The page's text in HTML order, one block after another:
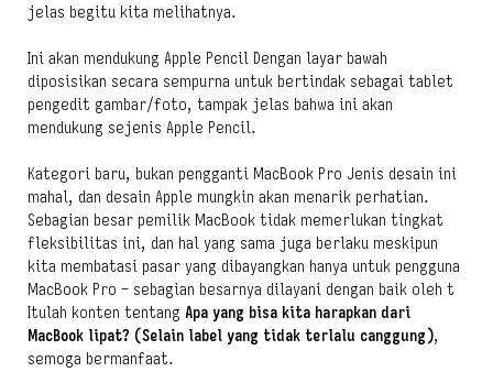
jelas begitu kita melihatnya.
Ini akan mendukung Apple Pencil Dengan layar bawah
diposisikan secara sempurna untuk bertindak sebagai tablet
pengedit gambar/foto, tampak jelas bahwa ini akan
mendukung sejenis Apple Pencil.
Kategori baru, bukan pengganti MacBook Pro Jenis desain ini
mahal, dan desain Apple mungkin akan menarik perhatian.
Sebagian besar pemilik MacBook tidak memerlukan tingkat
fleksibilitas ini, dan hal yang sama juga berlaku meskipun
kita membatasi pasar yang dibayangkan hanya untuk pengguna
MacBook Pro – sebagian besarnya dilayani dengan baik oleh t
Itulah konten tentang Apa yang bisa kita harapkan dari
MacBook lipat? (Selain label yang tidak terlalu canggung),
semoga bermanfaat.